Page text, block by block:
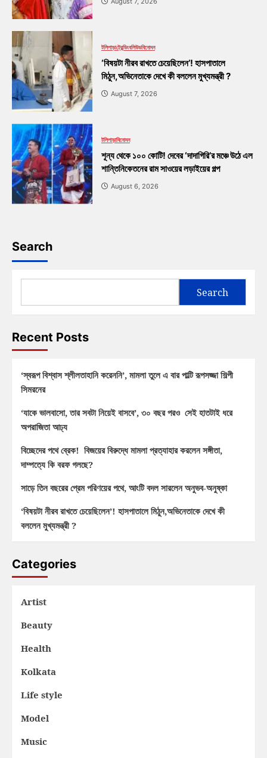
টলিপাড়াট্রেন্ডিংবলিউডবিনোদন
‘বিষয়টা নীরব রাখতে চেয়েছিলেন’! হাসপাতালে
মিঠুন,অভিনেতাকে দেখে কী বললেন মুখ্যমন্ত্রী ?
August 7, 2026
টলিপাড়াবিনোদন
শূন্য থেকে ১০০ কোটি! দেবের ‘দাদাগিরি’র মঞ্চে উঠে এল
শান্তিনিকেতনের রাম সাওয়ের লড়াইয়ের গল্প
August 6, 2026
Search
Search
Recent Posts
‘স্বরূপ বিশ্বাস শ্লীলতাহানি করেননি’, মামলা তুলে এ বার পাল্টি রূপসজ্জা শিল্পী
সিমরনের
‘যাকে ভালবাসো, তার সবটা নিয়েই বাসবে’, ৩০ বছর পরও সেই হাতটাই ধরে
অপরাজিতা আঢ্য
বিচ্ছেদের পথে ব্রেক! বিজয়ের বিরুদ্ধে মামলা প্রত্যাহার করলেন সঙ্গীতা,
দাম্পত্যে কি বরফ গলছে?
সাড়ে তিন বছরের প্রেম পরিণয়ের পথে, আংটি বদল সারলেন অনুভব-অনুষ্কা
‘বিষয়টা নীরব রাখতে চেয়েছিলেন’! হাসপাতালে মিঠুন,অভিনেতাকে দেখে কী
বললেন মুখ্যমন্ত্রী ?
Categories
Artist
Beauty
Health
Kolkata
Life style
Model
Music